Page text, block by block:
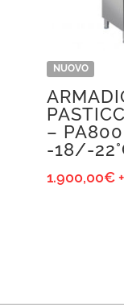
NUOVO
–
-18/-
1.900,00€